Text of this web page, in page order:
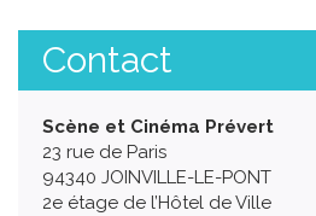
Contact
Scène et Cinéma Prévert
23 rue de Paris
94340 JOINVILLE-LE-PONT
2e étage de l’Hôtel de Ville